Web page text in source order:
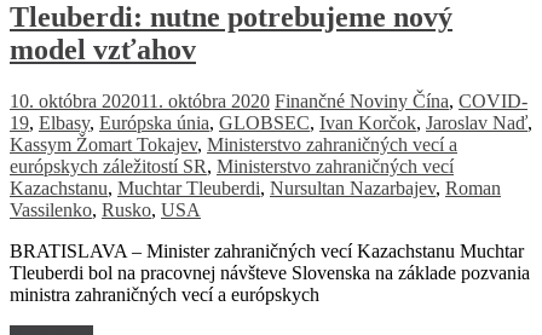
Tleuberdi: nutne potrebujeme nový
model vzťahov
10. októbra 202011. októbra 2020 Finančné Noviny Čína, COVID-
19, Elbasy, Európska únia, GLOBSEC, Ivan Korčok, Jaroslav Naď,
Kassym Žomart Tokajev, Ministerstvo zahraničných vecí a
európskych záležitostí SR, Ministerstvo zahraničných vecí
Kazachstanu, Muchtar Tleuberdi, Nursultan Nazarbajev, Roman
Vassilenko, Rusko, USA
BRATISLAVA – Minister zahraničných vecí Kazachstanu Muchtar
Tleuberdi bol na pracovnej návšteve Slovenska na základe pozvania
ministra zahraničných vecí a európskych